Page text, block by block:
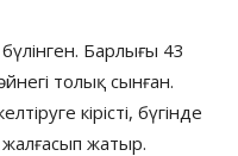
Барлығы 43
толық сынған.
кірісті, бүгінде
жатыр.